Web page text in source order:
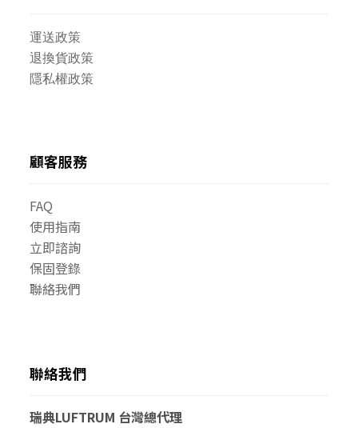
運送政策
退換貨政策
隱私權政策
顧客服務
FAQ
使用指南
立即諮詢
保固登錄
聯絡我們
聯絡我們
瑞典LUFTRUM 台灣總代理